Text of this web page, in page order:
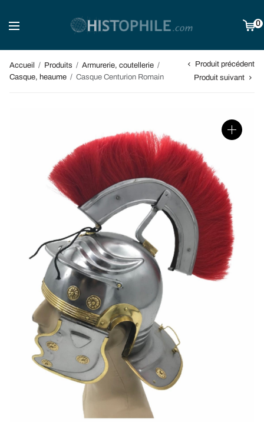
0
Accueil / Produits / Armurerie, coutellerie /
Casque, heaume / Casque Centurion Romain
Produit précédent
Produit suivant